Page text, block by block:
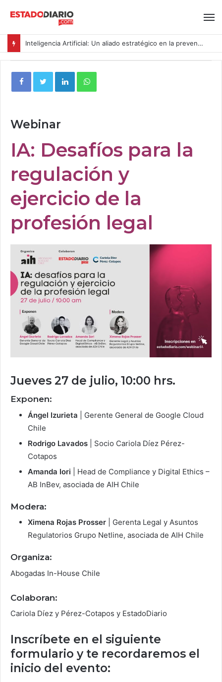
Inteligencia Artificial: Un aliado estratégico en la prevención del acoso y la violencia laboral bajo la Ley Karin
Webinar
IA: Desafíos para la
regulación y
ejercicio de la
profesión legal
Jueves 27 de julio, 10:00 hrs.
Exponen:
Ángel Izurieta
| Gerente General de Google Cloud
Chile
Rodrigo Lavados
| Socio Cariola Díez Pérez-
Cotapos
Amanda Iori
| Head de Compliance y Digital Ethics –
AB InBev, asociada de AIH Chile
Modera:
Ximena Rojas Prosser
| Gerenta Legal y Asuntos
Regulatorios Grupo Netline, asociada de AIH Chile
Organiza:
Abogadas In-House Chile
Colaboran:
Cariola Díez y Pérez-Cotapos y EstadoDiario
Inscríbete en el siguiente
formulario y te recordaremos el
inicio del evento: